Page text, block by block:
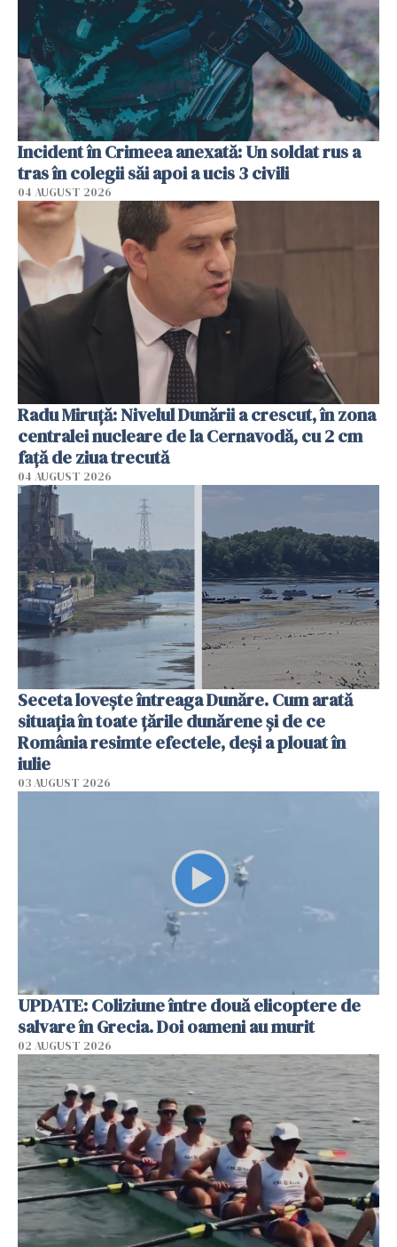
Incident în Crimeea anexată: Un soldat rus a
tras în colegii săi apoi a ucis 3 civili
04 AUGUST 2026
Radu Miruţă: Nivelul Dunării a crescut, în zona
centralei nucleare de la Cernavodă, cu 2 cm
faţă de ziua trecută
04 AUGUST 2026
Seceta lovește întreaga Dunăre. Cum arată
situația în toate țările dunărene și de ce
România resimte efectele, deși a plouat în
iulie
03 AUGUST 2026
UPDATE: Coliziune între două elicoptere de
salvare în Grecia. Doi oameni au murit
02 AUGUST 2026